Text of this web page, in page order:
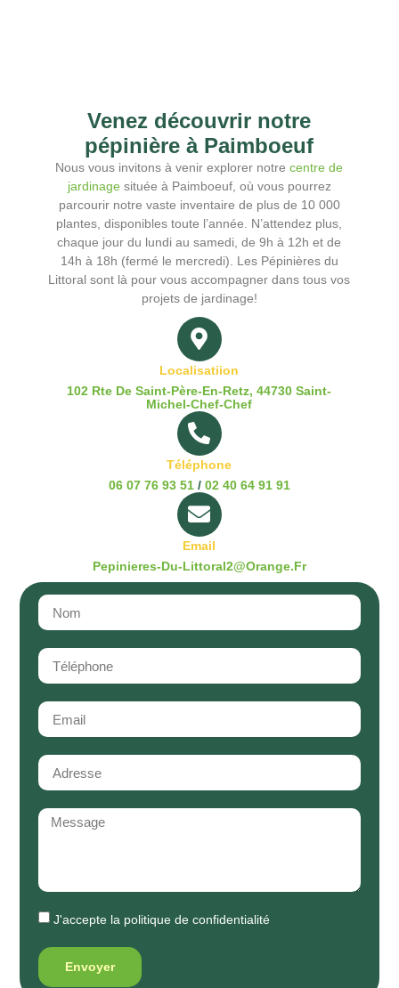
Venez découvrir notre
pépinière à Paimboeuf
Nous vous invitons à venir explorer notrecentre de
jardinagesituée à Paimboeuf, où vous pourrez
parcourir notre vaste inventaire de plus de 10 000
plantes, disponibles toute l’année. N’attendez plus,
chaque jour du lundi au samedi, de 9h à 12h et de
14h à 18h (fermé le mercredi). Les Pépinières du
Littoral sont là pour vous accompagner dans tous vos
projets de jardinage!
Localisatiion
102 Rte De Saint-Père-En-Retz, 44730 Saint-
Michel-Chef-Chef
Téléphone
06 07 76 93 51/ 02 40 64 91 91
Email
Pepinieres-Du-Littoral2@orange.fr
J'accepte la politique de confidentialité
Envoyer